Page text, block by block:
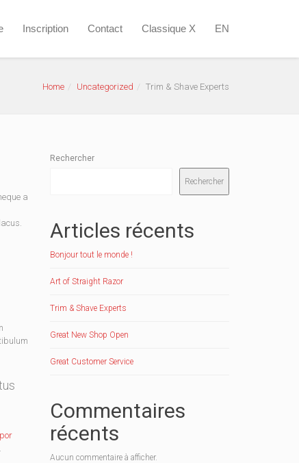
Inscription Contact Classique X EN
Home Uncategorized Trim & Shave Experts
a
Rechercher
Rechercher
Articles récents
Bonjour tout le monde !
Art of Straight Razor
Trim & Shave Experts
Great New Shop Open
Great Customer Service
Commentaires
récents
Aucun commentaire à afficher.